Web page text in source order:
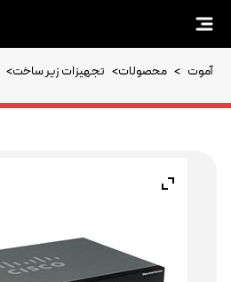
آموت > محصولات> تجهیزات زیر ساخت>